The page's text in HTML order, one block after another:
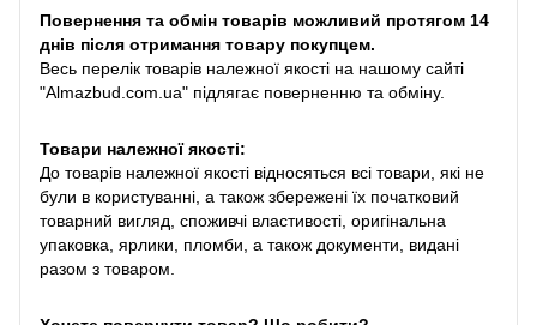
Повернення та обмін товарів можливий протягом 14
днів після отримання товару покупцем.
Весь перелік товарів належної якості на нашому сайті
"Almazbud.com.ua" підлягає поверненню та обміну.
Товари належної якості:
До товарів належної якості відносяться всі товари, які не
були в користуванні, а також збережені їх початковий
товарний вигляд, споживчі властивості, оригінальна
упаковка, ярлики, пломби, а також документи, видані
разом з товаром.